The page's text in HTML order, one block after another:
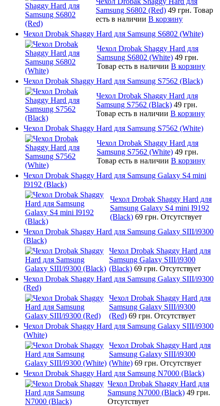
Samsung S6802 (Red) 49 грн. Товар
есть в наличии В корзину
Чехол Drobak Shaggy Hard для Samsung S6802 (White)
Чехол Drobak Shaggy Hard для
Samsung S6802 (White) 49 грн.
Товар есть в наличии В корзину
Чехол Drobak Shaggy Hard для Samsung S7562 (Black)
Чехол Drobak Shaggy Hard для
Samsung S7562 (Black) 49 грн.
Товар есть в наличии В корзину
Чехол Drobak Shaggy Hard для Samsung S7562 (White)
Чехол Drobak Shaggy Hard для
Samsung S7562 (White) 49 грн.
Товар есть в наличии В корзину
Чехол Drobak Shaggy Hard для Samsung Galaxy S4 mini
I9192 (Black)
Чехол Drobak Shaggy Hard для
Samsung Galaxy S4 mini I9192
(Black) 69 грн. Отсутствует
Чехол Drobak Shaggy Hard для Samsung Galaxy SIII/i9300
(Black)
Чехол Drobak Shaggy Hard для
Samsung Galaxy SIII/i9300
(Black) 69 грн. Отсутствует
Чехол Drobak Shaggy Hard для Samsung Galaxy SIII/i9300
(Red)
Чехол Drobak Shaggy Hard для
Samsung Galaxy SIII/i9300
(Red) 69 грн. Отсутствует
Чехол Drobak Shaggy Hard для Samsung Galaxy SIII/i9300
(White)
Чехол Drobak Shaggy Hard для
Samsung Galaxy SIII/i9300
(White) 69 грн. Отсутствует
Чехол Drobak Shaggy Hard для Samsung N7000 (Black)
Чехол Drobak Shaggy Hard для
Samsung N7000 (Black) 49 грн.
Отсутствует